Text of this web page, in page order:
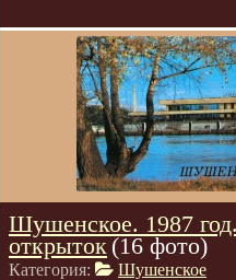
Шушенское. 1987
открыток(16 фото)
Категория:
Шушенское